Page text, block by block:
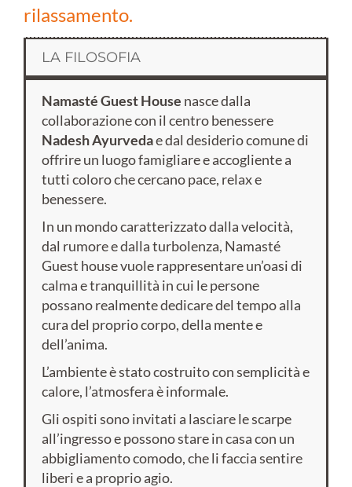
rilassamento.
LA FILOSOFIA
Namasté Guest House nasce dalla
collaborazione con il centro benessere
Nadesh Ayurvedae dal desiderio comune di
offrire un luogo famigliare e accogliente a
tutti coloro che cercano pace, relax e
benessere.
In un mondo caratterizzato dalla velocità,
dal rumore e dalla turbolenza, Namasté
Guest house vuole rappresentare un’oasi di
calma e tranquillità in cui le persone
possano realmente dedicare del tempo alla
cura del proprio corpo, della mente e
dell’anima.
L’ambiente è stato costruito con semplicità e
calore, l’atmosfera è informale.
Gli ospiti sono invitati a lasciare le scarpe
all’ingresso e possono stare in casa con un
abbigliamento comodo, che li faccia sentire
liberi e a proprio agio.